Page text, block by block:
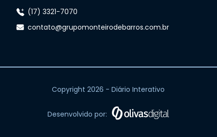
(17) 3321-7070
contato@grupomonteirodebarros.com.br
Copyright 2026 - Diário Interativo
Desenvolvido por: